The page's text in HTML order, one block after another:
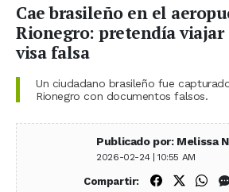
Cae brasileño en el
Rionegro: pretendía viajar
visa falsa
Un ciudadano brasileño fue
Rionegro con documentos falsos.
Publicado por: Melissa
2026-02-24 | 10:55 AM
Compartir: Compartir